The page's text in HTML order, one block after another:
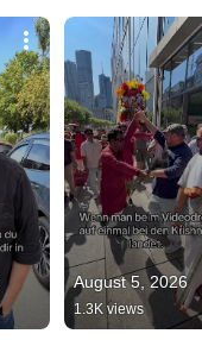
August 5, 2026
1.3K views